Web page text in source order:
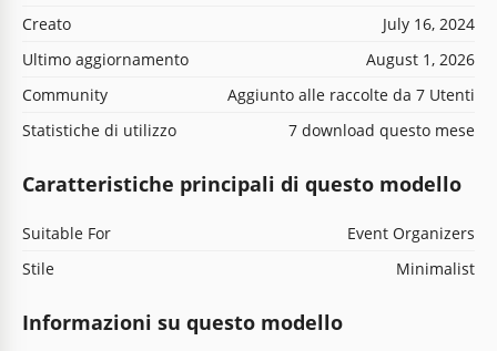
Creato
July 16, 2024
Ultimo aggiornamento
August 1, 2026
Community
Aggiunto alle raccolte da 7 Utenti
Statistiche di utilizzo
7 download questo mese
Caratteristiche principali di questo modello
Suitable For
Event Organizers
Stile
Minimalist
Informazioni su questo modello